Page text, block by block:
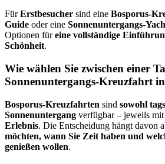
FürErstbesucher sind eine Bosporus-
Guide oder eine Sonnenuntergangs-
Optionen füreine vollständige
Schönheit.
Wie wählen Sie zwischen einer
Sonnenuntergangs-Kreuzfahrt
Bosporus-Kreuzfahrten sind sowohl
Sonnenuntergang verfügbar – jeweils mit
Erlebnis. Die Entscheidung hängt davon
möchten, wann Sie Zeit haben und
genießen wollen.